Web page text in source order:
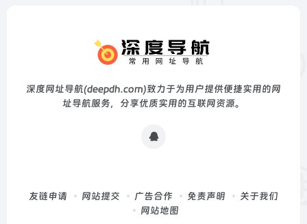
深度网址导航(deepdh.com)致力于为用户提供便捷实用的网
址导航服务，分享优质实用的互联网资源。
友链申请 网站提交 广告合作 免责声明
关于我们
网站地图